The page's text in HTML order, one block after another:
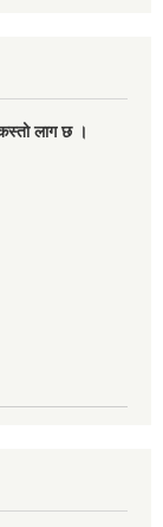
लाग छ ।